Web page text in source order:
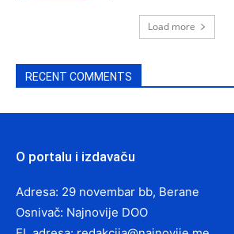
Load more
RECENT COMMENTS
O portalu i izdavaču
Adresa: 29 novembar bb, Berane
Osnivač: Najnovije DOO